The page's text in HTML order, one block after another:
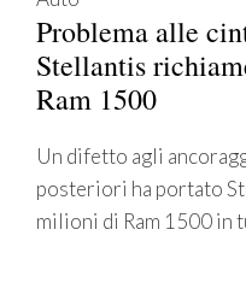
Problema alle
Stellantis
Ram 1500
Un difetto agli
posteriori ha portato
milioni di Ram 1500 in